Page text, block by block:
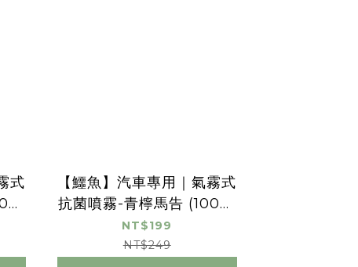
式
【鱷魚】汽車專用｜氣霧式
抗菌噴霧-青檸馬告 (100m
l)
NT$199
NT$249